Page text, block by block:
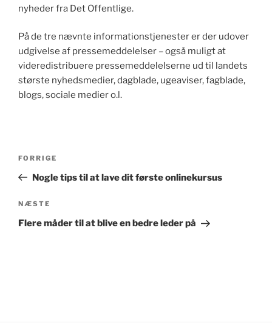
nyheder fra Det Offentlige.
På de tre nævnte informationstjenester er der udover
udgivelse af pressemeddelelser – også muligt at
videredistribuere pressemeddelelserne ud til landets
største nyhedsmedier, dagblade, ugeaviser, fagblade,
blogs, sociale medier o.l.
Forrige
indlæg
FORRIGE
Nogle tips til at lave dit første onlinekursus
Næste
indlæg
NÆSTE
Flere måder til at blive en bedre leder på